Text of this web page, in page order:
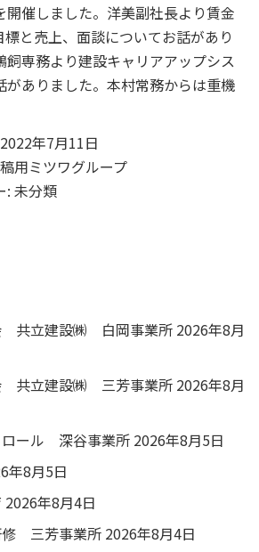
開催しました。洋美副社長より賃金
標と売上、面談についてお話があり
飼専務より建設キャリアアップシス
がありました。本村常務からは重機
年7月11日
用ミツワグループ
: 未分類
共立建設㈱ 白岡事業所 2026年8月
共立建設㈱ 三芳事業所 2026年8月
ール 深谷事業所 2026年8月5日
年8月5日
2026年8月4日
修 三芳事業所 2026年8月4日